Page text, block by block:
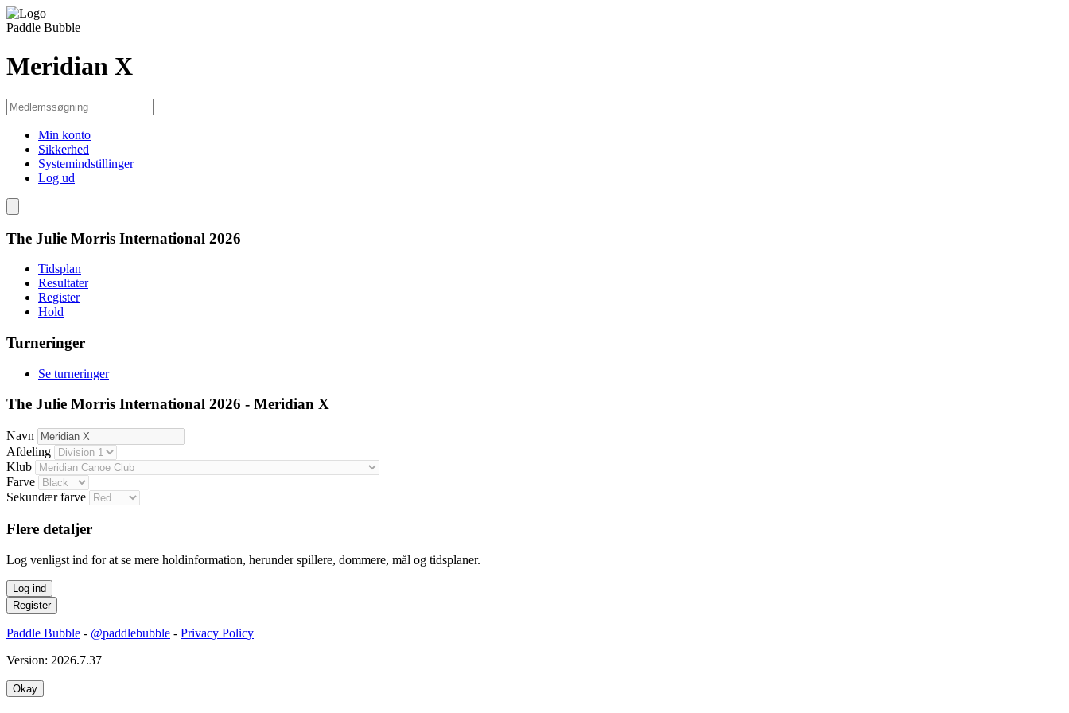
Paddle Bubble
Meridian X
Min konto
Sikkerhed
Systemindstillinger
Log ud
The Julie Morris International 2026
Tidsplan
Resultater
Register
Hold
Turneringer
Se turneringer
The Julie Morris International 2026 - Meridian X
Navn
Afdeling
Klub
Farve
Sekundær farve
Flere detaljer
Log venligst ind for at se mere holdinformation, herunder spillere, dommere, mål og tidsplaner.
Paddle Bubble - @paddlebubble - Privacy Policy
Version: 2026.7.37